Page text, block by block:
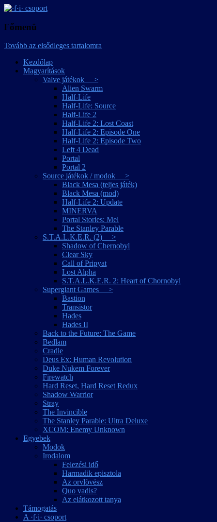
·f·i· csoport
Főmenü
Tovább az elsődleges tartalomra
Kezdőlap
Magyarítások
Valve játékok >
Alien Swarm
Half-Life
Half-Life: Source
Half-Life 2
Half-Life 2: Lost Coast
Half-Life 2: Episode One
Half-Life 2: Episode Two
Left 4 Dead
Portal
Portal 2
Source játékok / modok >
Black Mesa (teljes játék)
Black Mesa (mod)
Half-Life 2: Update
MINERVA
Portal Stories: Mel
The Stanley Parable
S.T.A.L.K.E.R. (2) >
Shadow of Chernobyl
Clear Sky
Call of Pripyat
Lost Alpha
S.T.A.L.K.E.R. 2: Heart of Chornobyl
Supergiant Games >
Bastion
Transistor
Hades
Hades II
Back to the Future: The Game
Bedlam
Cradle
Deus Ex: Human Revolution
Duke Nukem Forever
Firewatch
Hard Reset, Hard Reset Redux
Shadow Warrior
Stray
The Invincible
The Stanley Parable: Ultra Deluxe
XCOM: Enemy Unknown
Egyebek
Modok
Irodalom
Felezési idő
Harmadik episztola
Az orvlövész
Quo vadis?
Az elátkozott tanya
Támogatás
A ·f·i· csoport